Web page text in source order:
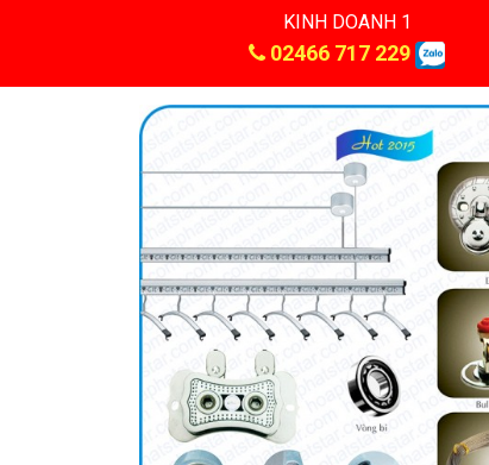
KINH DOANH 1
02466 717 229